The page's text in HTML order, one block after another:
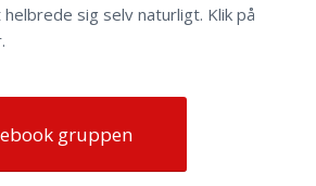
sig selv naturligt. Klik på
gruppen